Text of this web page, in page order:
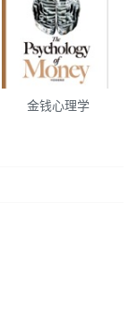
金钱心理学